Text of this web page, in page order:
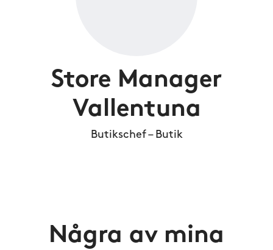
Store Manager
Vallentuna
Butikschef – Butik
Några av mina